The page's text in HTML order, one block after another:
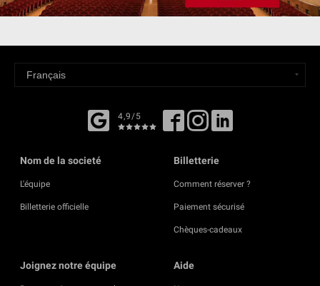
4,9/5
Nom de la societé
L'équipe
Billetterie officielle
Billetterie
Comment réserver ?
Paiement sécurisé
Chèques-cadeaux
Joignez notre équipe Aide